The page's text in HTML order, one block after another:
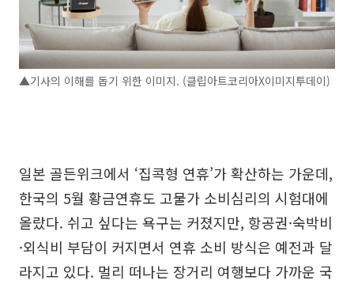
▲기사의 이해를 돕기 위한 이미지. (클립아트코리아X이미지투데이)
일본 골든위크에서 ‘집콕형 연휴’가 확산하는 가운데,
한국의 5월 황금연휴도 고물가 소비심리의 시험대에
올랐다. 쉬고 싶다는 욕구는 커졌지만, 항공권·숙박비
·외식비 부담이 커지면서 연휴 소비 방식은 예전과 달
라지고 있다. 멀리 떠나는 장거리 여행보다 가까운 국